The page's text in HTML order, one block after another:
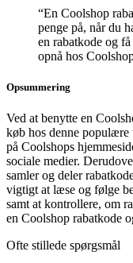
“En Coolshop
penge på, når du
en rabatkode og
opnå hos
Opsummering
Ved at benytte en
køb hos denne
på Coolshops
sociale medier.
samler og deler
vigtigt at læse og følge
samt at kontrollere, om
en Coolshop rabatkode
Ofte stillede spørgsmål